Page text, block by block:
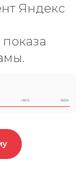
Яндекс